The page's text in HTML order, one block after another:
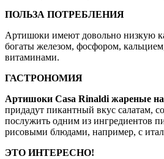
ПОЛЬЗА ПОТРЕБЛЕНИЯ
Артишоки имеют довольно низкую
богаты железом, фосфором,
витаминами.
ГАСТРОНОМИЯ
Артишоки Casa Rinaldi жареные на
придадут пикантный вкус салатам,
послужить одним из ингредиентов
рисовыми блюдами, например, с
ЭТО ИНТЕРЕСНО!